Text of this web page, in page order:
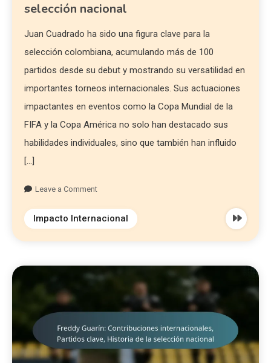
selección nacional
Juan Cuadrado ha sido una figura clave para la
selección colombiana, acumulando más de 100
partidos desde su debut y mostrando su versatilidad en
importantes torneos internacionales. Sus actuaciones
impactantes en eventos como la Copa Mundial de la
FIFA y la Copa América no solo han destacado sus
habilidades individuales, sino que también han influido
[…]
Leave a Comment
Impacto Internacional